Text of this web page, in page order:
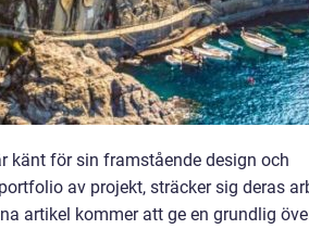
känt för sin framstående design och
av projekt, sträcker sig deras
artikel kommer att ge en grundlig